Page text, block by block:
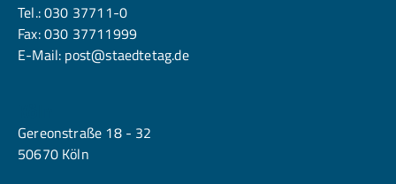
Tel.:030 37711-0
Fax: 030 37711999
E-Mail: post@staedtetag.de
Gereonstraße 18 - 32
50670 Köln